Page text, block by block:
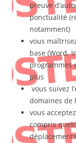
preuve
ponctualité
notamment)
vous
base (Word,
programmes
plus
vous suivez
domaines de
vous
compris